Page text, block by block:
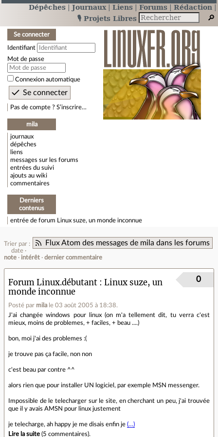
Dépêches Journaux Liens Forums
Rédaction
🎙️ Projets Libres
Se connecter
Identifiant
Mot de passe
Connexion automatique
Pas de compte ? S’inscrire…
mila
journaux
dépêches
liens
messages sur les forums
entrées du suivi
ajouts au wiki
commentaires
Derniers
contenus
entrée de forum Linux suze, un monde inconnue
Flux Atom des messages de mila dans les forums
Trier par :
date
note
intérêt dernier commentaire
Forum Linux.débutant
Linux suze, un
monde inconnue
Posté par mila le 03 août 2005 à 18:38.
0
J'ai changée windows pour linux (on m'a tellement dit, tu verra c'est
mieux, moins de problemes, + faciles, + beau ....)
bon, moi j'ai des problemes :(
je trouve pas ça facile, non non
c'est beau par contre ^^
alors rien que pour installer UN logiciel, par exemple MSN messenger.
Impossible de le telecharger sur le site, en cherchant un peu, j'ai trouvée
que il y avais AMSN pour linux justement
je telecharge, ah happy je me disais enfin je (…)
Lire la suite (5 commentaires).